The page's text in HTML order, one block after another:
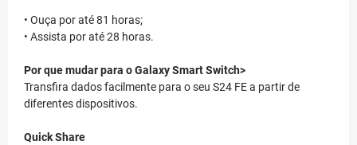
• Ouça por até 81 horas;
• Assista por até 28 horas.
Por que mudar para o GalaxySmart Switch>
Transfira dados facilmente para o seu S24 FE a partir de
diferentes dispositivos.
Quick Share